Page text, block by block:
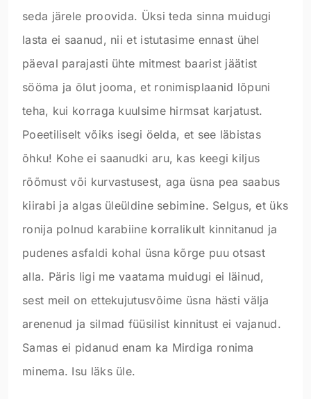
seda järele proovida. Üksi teda sinna muidugi
lasta ei saanud, nii et istutasime ennast ühel
päeval parajasti ühte mitmest baarist jäätist
sööma ja õlut jooma, et ronimisplaanid lõpuni
teha, kui korraga kuulsime hirmsat karjatust.
Poeetiliselt võiks isegi öelda, et see läbistas
õhku! Kohe ei saanudki aru, kas keegi kiljus
rõõmust või kurvastusest, aga üsna pea saabus
kiirabi ja algas üleüldine sebimine. Selgus, et üks
ronija polnud karabiine korralikult kinnitanud ja
pudenes asfaldi kohal üsna kõrge puu otsast
alla. Päris ligi me vaatama muidugi ei läinud,
sest meil on ettekujutusvõime üsna hästi välja
arenenud ja silmad füüsilist kinnitust ei vajanud.
Samas ei pidanud enam ka Mirdiga ronima
minema. Isu läks üle.